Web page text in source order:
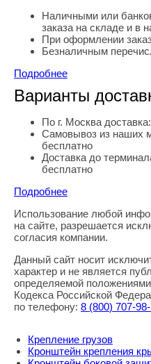
Наличными или
заказа на складе и в
При оформлении
Безналичным
Подробнее
Варианты
По г. Москва
Самовывоз из наших
бесплатно
Доставка до
бесплатно
Подробнее
Правовая информация
Использование любой
на сайте, разрешается
согласия компании.
Данный сайт носит
характер и не является
определяемой
Кодекса Российской
по телефону: 8 (800) 707-
Крепление грузов
Кронштейн крепления